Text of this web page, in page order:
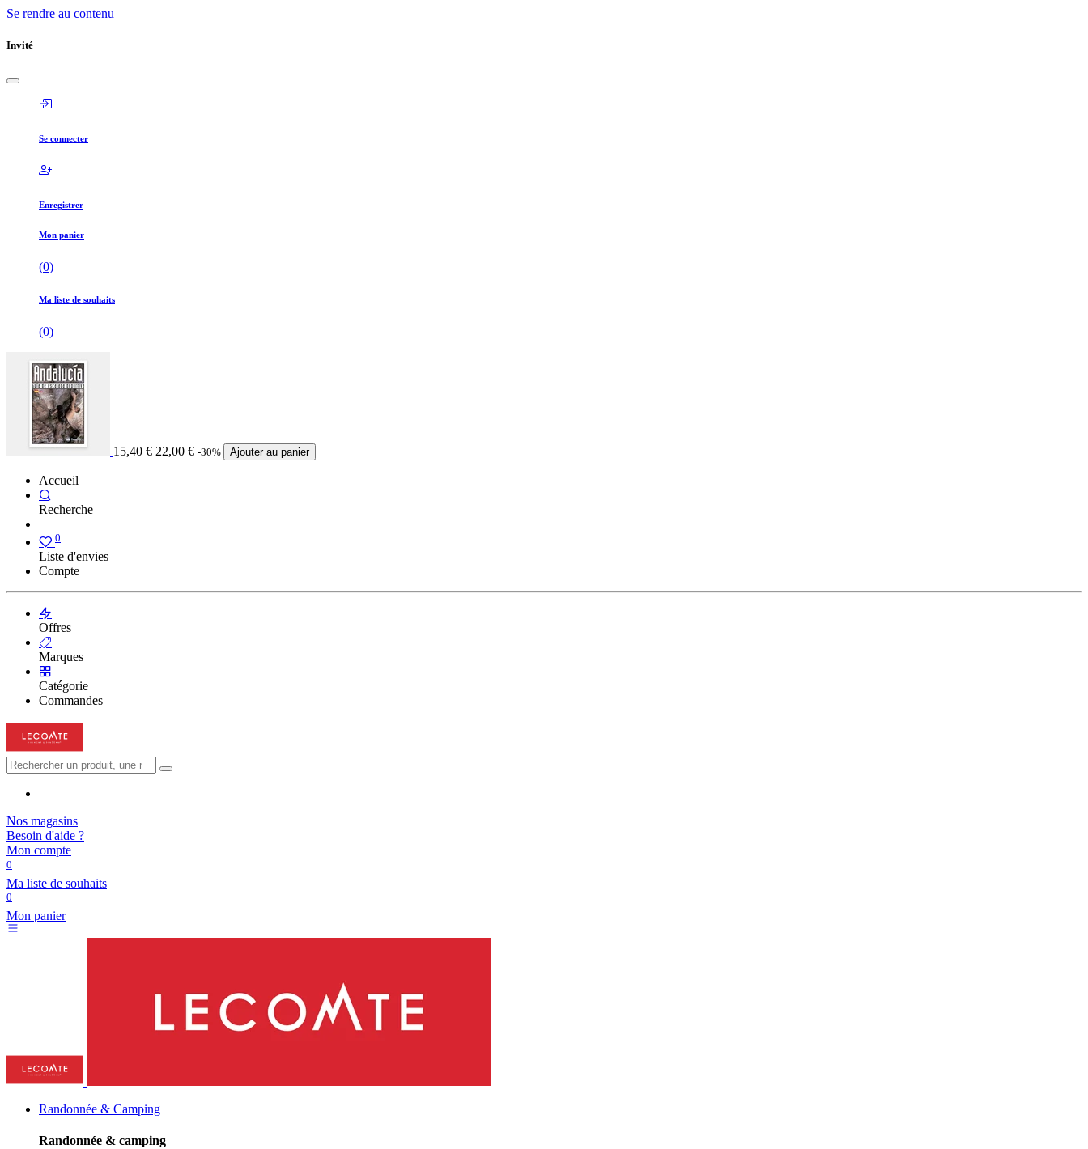
Se rendre au contenu
Invité
Se connecter
Enregistrer
Mon panier
(0)
Ma liste de souhaits
(0)
15,40 € 22,00€ -30% Ajouter au panier
Accueil
Recherche
0
Liste d'envies
Compte
Offres
Marques
Catégorie
Commandes
Nos magasins
Besoin d'aide ?
Mon compte
0
Ma liste de souhaits
0
Mon panier
Randonnée & Camping
Randonnée & camping